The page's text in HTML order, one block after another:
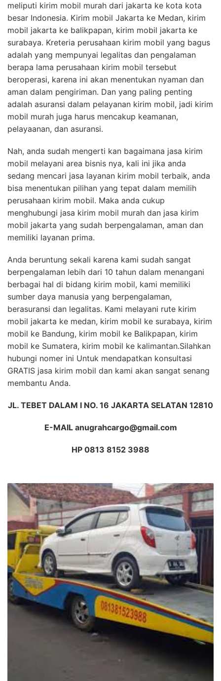
meliputi kirim mobil murah dari jakarta ke kota kota
besar Indonesia. Kirim mobil Jakarta ke Medan, kirim
mobil jakarta ke balikpapan, kirim mobil jakarta ke
surabaya. Kreteria perusahaan kirim mobil yang bagus
adalah yang mempunyai legalitas dan pengalaman
berapa lama perusahaan kirim mobil tersebut
beroperasi, karena ini akan menentukan nyaman dan
aman dalam pengiriman. Dan yang paling penting
adalah asuransi dalam pelayanan kirim mobil, jadi kirim
mobil murah juga harus mencakup keamanan,
pelayaanan, dan asuransi.
Nah, anda sudah mengerti kan bagaimana jasa kirim
mobil melayani area bisnis nya, kali ini jika anda
sedang mencari jasa layanan kirim mobil terbaik, anda
bisa menentukan pilihan yang tepat dalam memilih
perusahaan kirim mobil. Maka anda cukup
menghubungi jasa kirim mobil murah dan jasa kirim
mobil jakarta yang sudah berpengalaman, aman dan
memiliki layanan prima.
Anda beruntung sekali karena kami sudah sangat
berpengalaman lebih dari 10 tahun dalam menangani
berbagai hal di bidang kirim mobil, kami memiliki
sumber daya manusia yang berpengalaman,
berasuransi dan legalitas. Kami melayani rute kirim
mobil jakarta ke medan, kirim mobil ke surabaya, kirim
mobil ke Bandung, kirim mobil ke Balikpapan, kirim
mobil ke Sumatera, kirim mobil ke kalimantan.Silahkan
hubungi nomer ini Untuk mendapatkan konsultasi
GRATIS jasa kirim mobil dan kami akan sangat senang
membantu Anda.
JL. TEBET DALAM I NO. 16 JAKARTA SELATAN 12810
E-MAIL anugrahcargo@gmail.com
HP 0813 8152 3988